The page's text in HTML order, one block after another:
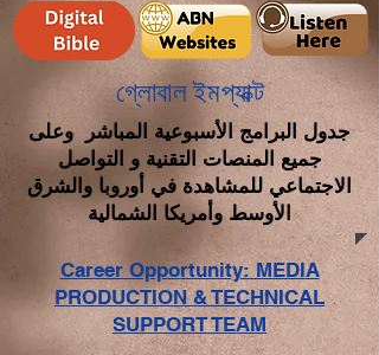
গ্লোবাল ইমপ্যাক্ট
جدول البرامج الأسبوعية المباشر وعلى
جميع المنصات التقنية و التواصل
الاجتماعي للمشاهدة في أوروبا والشرق
الأوسط وأمريكا الشمالية
Career Opportunity: MEDIA
PRODUCTION & TECHNICAL
SUPPORT TEAM